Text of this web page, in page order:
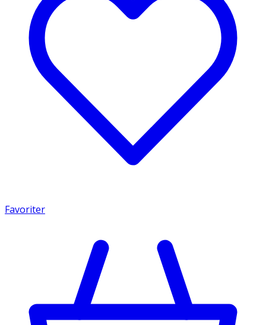
Favoriter